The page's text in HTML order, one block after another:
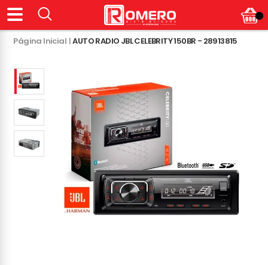
Página Inicial |AUTO RADIO JBL CELEBRITY 150BR - 28913815